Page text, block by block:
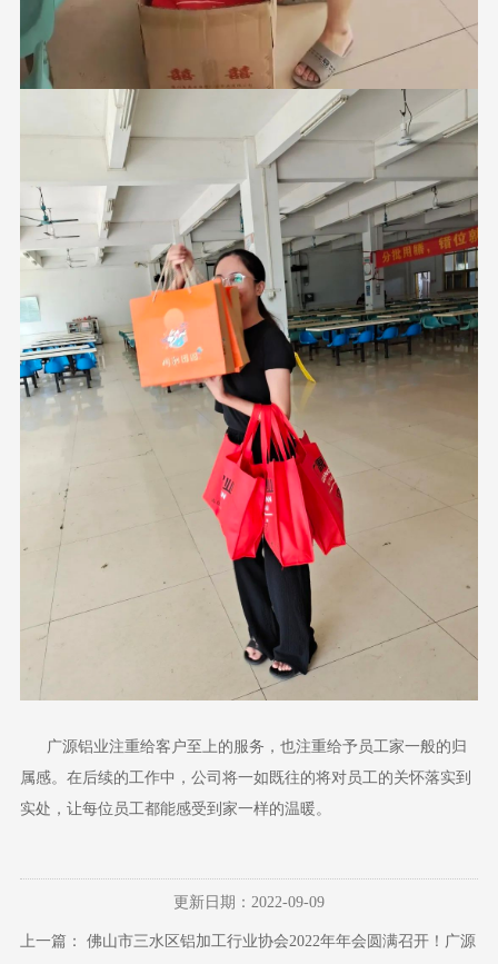
广源铝业注重给客户至上的服务，也注重给予员工家一般的归
属感。在后续的工作中，公司将一如既往的将对员工的关怀落实到
实处，让每位员工都能感受到家一样的温暖。
更新日期：2022-09-09
上一篇： 佛山市三水区铝加工行业协会2022年年会圆满召开！广源